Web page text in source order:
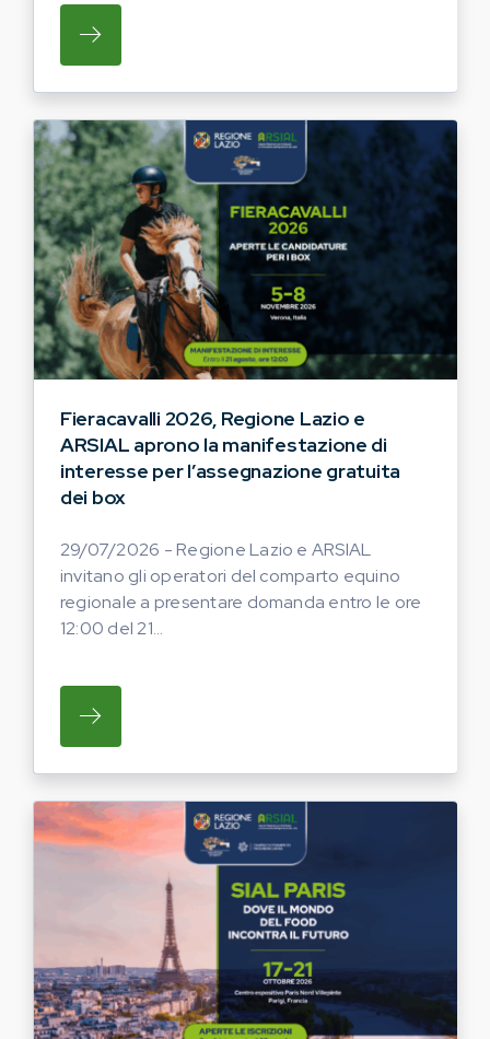
SU REGIONE LAZIO E ARSIAL HANNO
Fieracavalli 2026, Regione Lazio e
ARSIAL aprono la manifestazione di
interesse per l’assegnazione gratuita
dei box
29/07/2026 - Regione Lazio e ARSIAL
invitano gli operatori del comparto equino
regionale a presentare domanda entro le ore
12:00 del 21...
SU REGIONE LAZIO E ARSIAL INVITANO